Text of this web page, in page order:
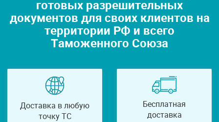
готовых разрешительных
документов для своих клиентов на
территории РФ и всего
Таможенного Союза
Доставка в любую
точку ТС
Бесплатная
доставка